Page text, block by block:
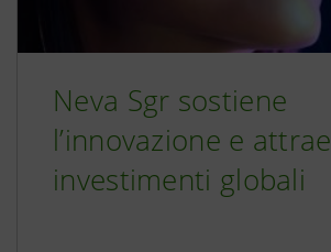
Neva Sgr sostiene
l’innovazione e attrae
investimenti globali